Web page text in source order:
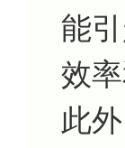
能
效率
此